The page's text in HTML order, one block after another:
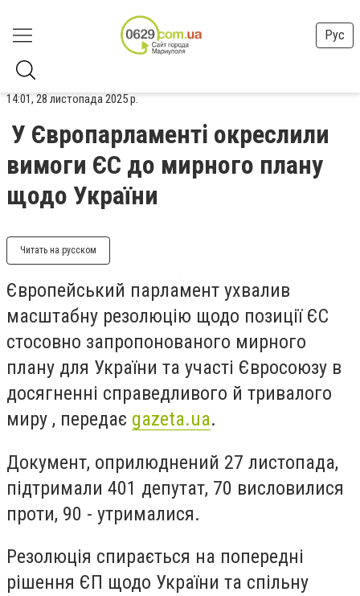
Рус
14:01, 28 листопада 2025 р.
У Європарламенті окреслили
вимоги ЄС до мирного плану
щодо України
Читать на русском
Європейський парламент ухвалив
масштабну резолюцію щодо позиції ЄС
стосовно запропонованого мирного
плану для України та участі Євросоюзу в
досягненні справедливого й тривалого
миру , передає gazeta.ua.
Документ, оприлюднений 27 листопада,
підтримали 401 депутат, 70 висловилися
проти, 90 - утрималися.
Резолюція спирається на попередні
рішення ЄП щодо України та спільну